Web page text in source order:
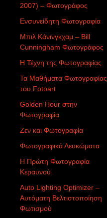
2007) – Φωτογράφος
Ενσυνείδητη Φωτογραφία
Μπιλ Κάνινγκχαμ – Bill
Cunningham Φωτογράφος
Η Τέχνη της Φωτογραφίας
Τα Μαθήματα Φωτογραφίας
του Fotoart
Golden Hour στην
Φωτογραφία
Ζεν και Φωτογραφία
Φωτογραφικά Λευκώματα
Η Πρώτη Φωτογραφία
Κεραυνού
Auto Lighting Optimizer –
Αυτόματη Βελτιστοποίηση
Φωτισμού